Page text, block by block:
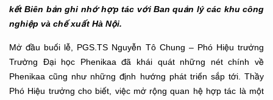
kết Biên bản ghi nhớ hợp tác với Ban quản lý các khu công
nghiệp và chế xuất Hà Nội.
Mở đầu buổi lễ, PGS.TS Nguyễn Tô Chung – Phó Hiệu trưởng
Trường Đại học Phenikaa đã khái quát những nét chính về
Phenikaa cũng như những định hướng phát triển sắp tới. Thầy
Phó Hiệu trưởng cho biết, việc mở rộng quan hệ hợp tác là một